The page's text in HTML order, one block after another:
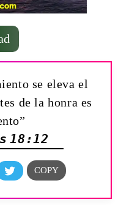
se eleva el
de la honra es
18:12